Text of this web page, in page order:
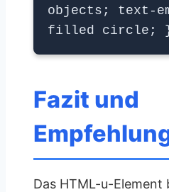
objects; text-
filled circle;
Fazit und
Das HTML-u-Element